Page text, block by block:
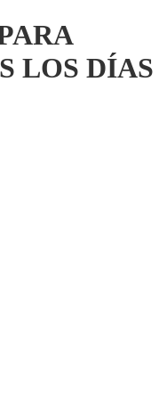
LOS DÍAS